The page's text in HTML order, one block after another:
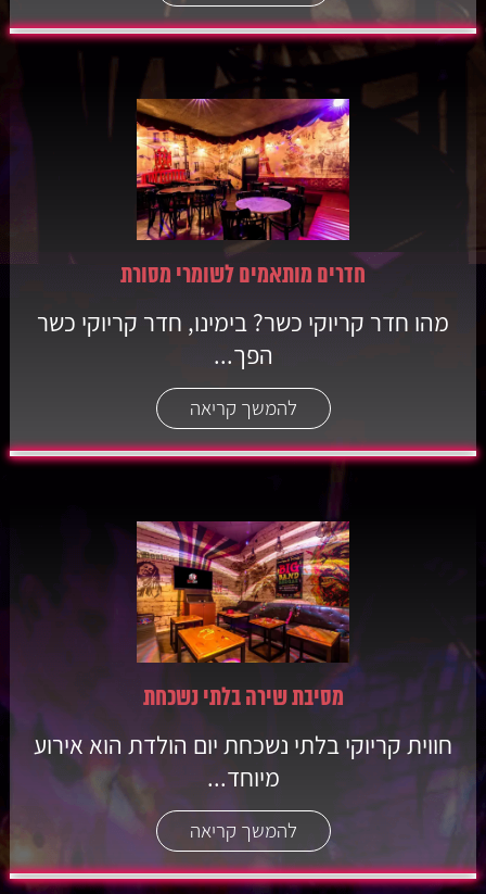
חדרים מותאמים לשומרי מסורת
מהו חדר קריוקי כשר? בימינו, חדר קריוקי כשר
הפך...
להמשך קריאה
מסיבת שירה בלתי נשכחת
חווית קריוקי בלתי נשכחת יום הולדת הוא אירוע
מיוחד...
להמשך קריאה